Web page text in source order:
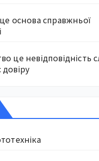
основа справжньої
це невідповідність